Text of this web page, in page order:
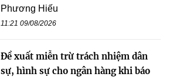
Phương Hiếu
11:21 09/08/2026
Đề xuất miễn trừ trách nhiệm dân
sự, hình sự cho ngân hàng khi báo